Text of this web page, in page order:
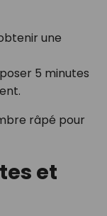
une
5 minutes
râpé pour
et